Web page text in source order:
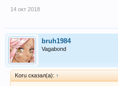
14 окт 2018
bruh1984
Vagabond
Koru сказал(а): ↑